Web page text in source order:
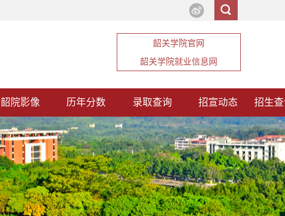
韶关学院官网
韶关学院就业信息网
韶院影像 历年分数 录取查询 招宣动态 招生